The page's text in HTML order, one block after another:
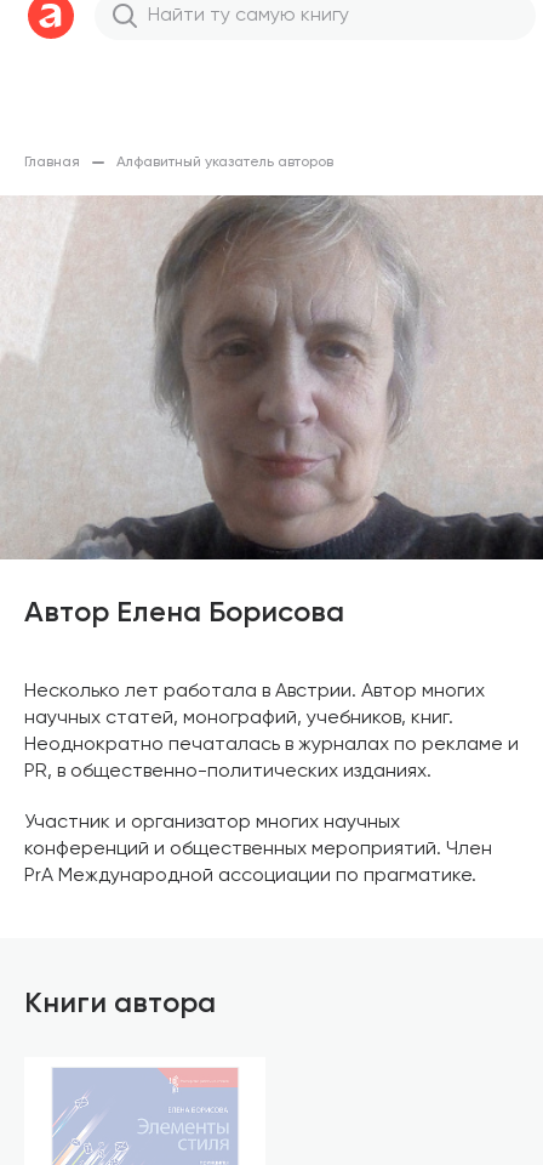
Главная Алфавитный указатель авторов
Автор Елена Борисова
Несколько лет работала в Австрии. Автор многих
научных статей, монографий, учебников, книг.
Неоднократно печаталась в журналах по рекламе и
PR, в общественно-политических изданиях.
Участник и организатор многих научных
конференций и общественных мероприятий. Член
PrA Международной ассоциации по прагматике.
Книги автора